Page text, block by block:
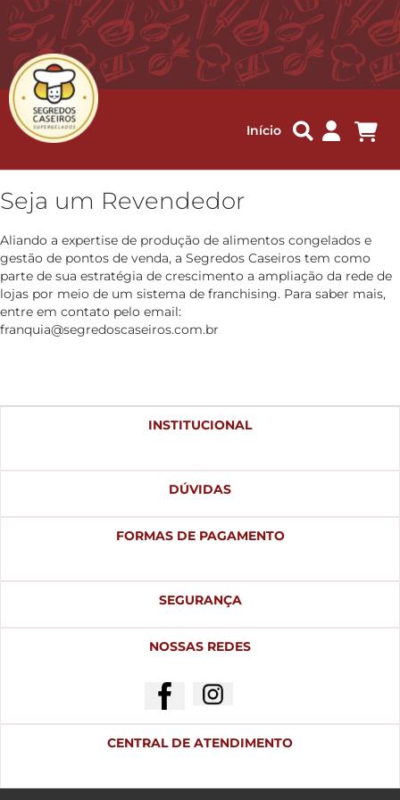
Início
Seja um Revendedor
Aliando a expertise de produção de alimentos congelados e
gestão de pontos de venda, a Segredos Caseiros tem como
parte de sua estratégia de crescimento a ampliação da rede de
lojas por meio de um sistema de franchising. Para saber mais,
entre em contato pelo email:
franquia@segredoscaseiros.com.br
INSTITUCIONAL
DÚVIDAS
FORMAS DE PAGAMENTO
SEGURANÇA
NOSSAS REDES
CENTRAL DE ATENDIMENTO